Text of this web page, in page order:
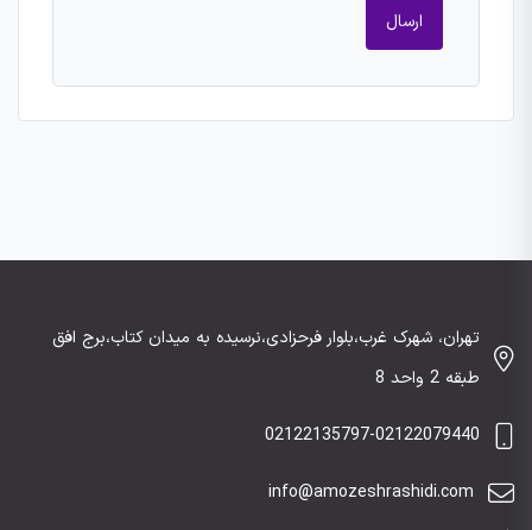
تهران، شهرک غرب،بلوار فرحزادی،نرسیده به میدان کتاب،برج افق
طبقه 2 واحد 8
02122135797-02122079440
info@amozeshrashidi.com